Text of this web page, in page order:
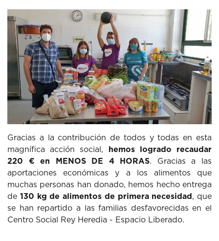
Gracias a la contribución de todos y todas en esta
magnífica acción social,
hemos logrado recaudar
220 € en MENOS DE 4 HORAS. Gracias a las
aportaciones económicas y a los alimentos que
muchas personas han donado, hemos hecho entrega
de 130 kg de alimentos de primera necesidad , que
se han repartido a las familias desfavorecidas en el
Centro Social Rey Heredia - Espacio Liberado.